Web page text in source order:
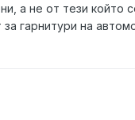
а не от тези който
гарнитури на